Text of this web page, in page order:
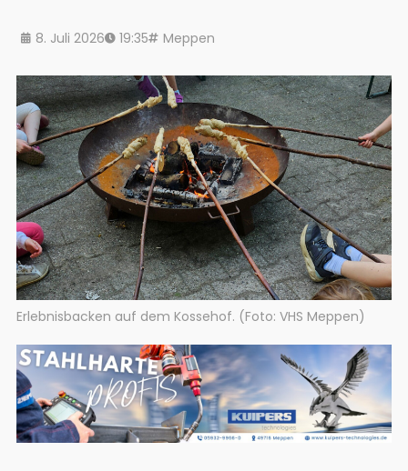
8. Juli 2026 19:35 Meppen
Erlebnisbacken auf dem Kossehof. (Foto: VHS Meppen)